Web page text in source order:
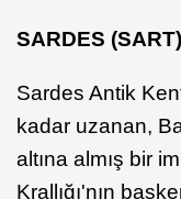
SARDES
Sardes Antik
kadar uzanan,
altına almış bir
Krallığı'nın